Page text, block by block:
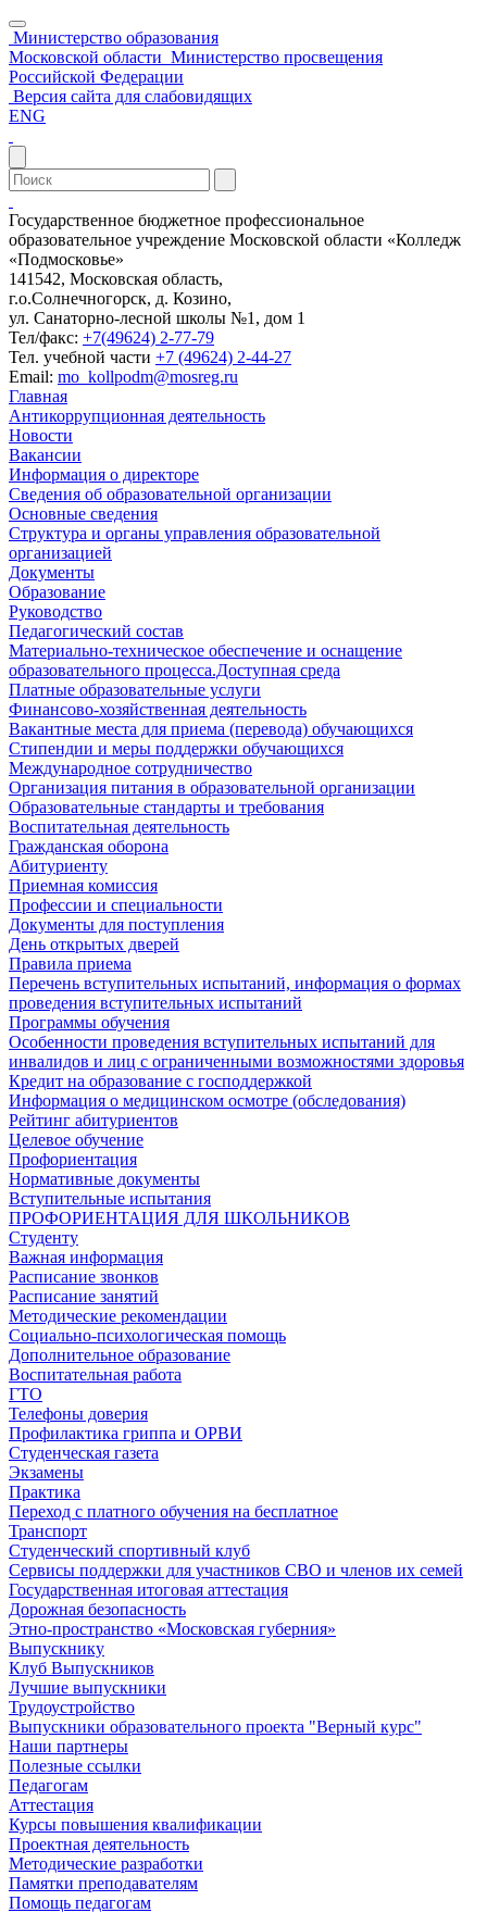
Министерство образования
Московской области Министерство просвещения
Российской Федерации
Версия сайта для слабовидящих
ENG
Государственное бюджетное профессиональное
образовательное учреждение Московской области «Колледж
«Подмосковье»
141542, Московская область,
г.о.Солнечногорск, д. Козино,
ул. Санаторно-лесной школы №1, дом 1
Тел/факс: +7(49624) 2-77-79
Тел. учебной части +7 (49624) 2-44-27
Email: mo_kollpodm@mosreg.ru
Главная
Антикоррупционная деятельность
Новости
Вакансии
Информация о директоре
Сведения об образовательной организации
Основные сведения
Структура и органы управления образовательной
организацией
Документы
Образование
Руководство
Педагогический состав
Материально-техническое обеспечение и оснащение
образовательного процесса.Доступная среда
Платные образовательные услуги
Финансово-хозяйственная деятельность
Вакантные места для приема (перевода) обучающихся
Стипендии и меры поддержки обучающихся
Международное сотрудничество
Организация питания в образовательной организации
Образовательные стандарты и требования
Воспитательная деятельность
Гражданская оборона
Абитуриенту
Приемная комиссия
Профессии и специальности
Документы для поступления
День открытых дверей
Правила приема
Перечень вступительных испытаний, информация о формах
проведения вступительных испытаний
Программы обучения
Особенности проведения вступительных испытаний для
инвалидов и лиц с ограниченными возможностями здоровья
Кредит на образование с господдержкой
Информация о медицинском осмотре (обследования)
Рейтинг абитуриентов
Целевое обучение
Профориентация
Нормативные документы
Вступительные испытания
ПРОФОРИЕНТАЦИЯ ДЛЯ ШКОЛЬНИКОВ
Студенту
Важная информация
Расписание звонков
Расписание занятий
Методические рекомендации
Социально-психологическая помощь
Дополнительное образование
Воспитательная работа
ГТО
Телефоны доверия
Профилактика гриппа и ОРВИ
Cтуденческая газета
Экзамены
Практика
Переход с платного обучения на бесплатное
Транспорт
Студенческий спортивный клуб
Сервисы поддержки для участников СВО и членов их семей
Государственная итоговая аттестация
Дорожная безопасность
Этно-пространство «Московская губерния»
Выпускнику
Клуб Выпускников
Лучшие выпускники
Трудоустройство
Выпускники образовательного проекта "Верный курс"
Наши партнеры
Полезные ссылки
Педагогам
Аттестация
Курсы повышения квалификации
Проектная деятельность
Методические разработки
Памятки преподавателям
Помощь педагогам